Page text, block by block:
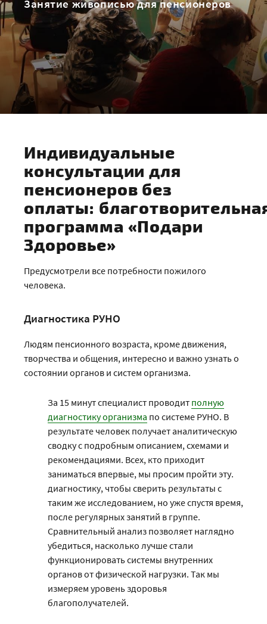
Занятие живописью для пенсионеров
Индивидуальные
консультации для
пенсионеров без
оплаты:
программа «Подари
Здоровье»
Предусмотрели все потребности пожилого
человека.
Диагностика РУНО
Людям пенсионного возраста, кроме движения,
творчества и общения, интересно и важно узнать о
состоянии органов и систем организма.
За 15 минут специалист проводит полную
диагностику организма по системе РУНО. В
результате человек получает аналитическую
сводку с подробным описанием, схемами и
рекомендациями. Всех, кто приходит
заниматься впервые, мы просим пройти эту.
диагностику, чтобы сверить результаты с
таким же исследованием, но уже спустя время,
после регулярных занятий в группе.
Сравнительный анализ позволяет наглядно
убедиться, насколько лучше стали
функционировать системы внутренних
органов от физической нагрузки. Так мы
измеряем уровень здоровья
благополучателей.